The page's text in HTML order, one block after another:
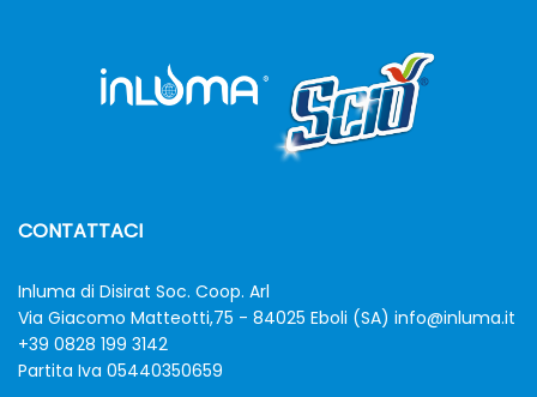
CONTATTACI
Inluma di Disirat Soc. Coop. Arl
Via Giacomo Matteotti,75 - 84025 Eboli (SA) info@inluma.it
+39 0828 199 3142
Partita Iva 05440350659